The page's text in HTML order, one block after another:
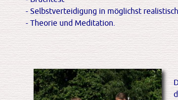
- Selbstverteidigung in möglichst
- Theorie und Meditation.